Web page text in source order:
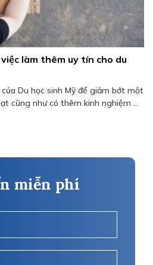
làm thêm uy tín cho du
Du học sinh Mỹ để giảm bớt một
cũng như có thêm kinh nghiệm ...
miễn phí